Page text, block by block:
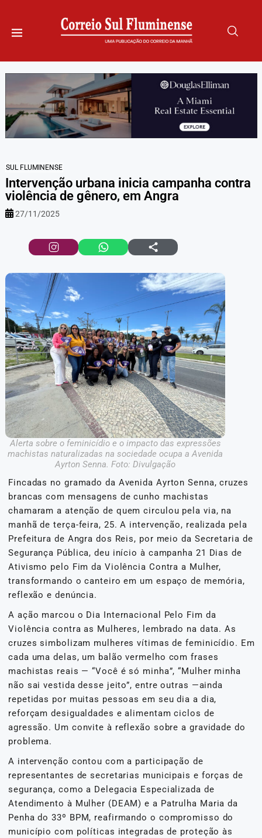
SUL FLUMINENSE
Intervenção urbana inicia campanha contra
violência de gênero, em Angra
27/11/2025
Alerta sobre o feminicídio e o impacto das expressões
machistas naturalizadas na sociedade ocupa a Avenida
Ayrton Senna. Foto: Divulgação
Fincadas no gramado da Avenida Ayrton Senna, cruzes
brancas com mensagens de cunho machistas
chamaram a atenção de quem circulou pela via, na
manhã de terça-feira, 25. A intervenção, realizada pela
Prefeitura de Angra dos Reis, por meio da Secretaria de
Segurança Pública, deu início à campanha 21 Dias de
Ativismo pelo Fim da Violência Contra a Mulher,
transformando o canteiro em um espaço de memória,
reflexão e denúncia.
A ação marcou o Dia Internacional Pelo Fim da
Violência contra as Mulheres, lembrado na data. As
cruzes simbolizam mulheres vítimas de feminicídio. Em
cada uma delas, um balão vermelho com frases
machistas reais — “Você é só minha”, “Mulher minha
não sai vestida desse jeito”, entre outras —ainda
repetidas por muitas pessoas em seu dia a dia,
reforçam desigualdades e alimentam ciclos de
agressão. Um convite à reflexão sobre a gravidade do
problema.
A intervenção contou com a participação de
representantes de secretarias municipais e forças de
segurança, como a Delegacia Especializada de
Atendimento à Mulher (DEAM) e a Patrulha Maria da
Penha do 33º BPM, reafirmando o compromisso do
município com políticas integradas de proteção às